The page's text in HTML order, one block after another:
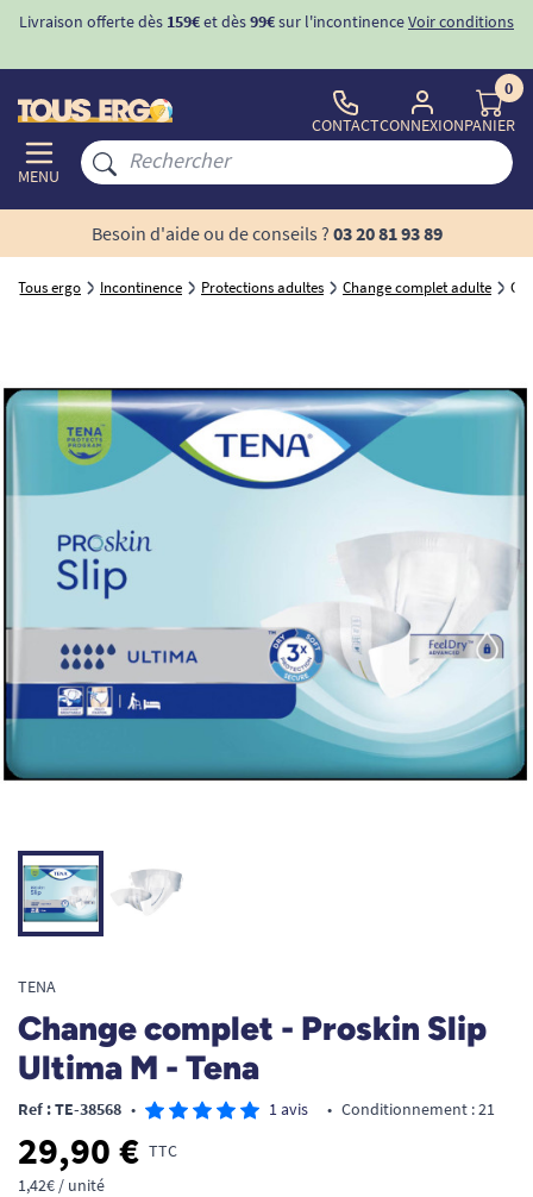
Livraison offerte dès 159€et dès99€sur l'incontinenceVoir conditions
MENU
CONTACTCONNEXION
0
PANIER
Besoin d'aide ou de conseils ? 03 20 81 93 89
Tous ergo Incontinence Protections adultes Change complet adulte
TENA
Change complet - Proskin Slip
Ultima M - Tena
Ref : TE-38568 • 1 avis • Conditionnement : 21
29,90 € TTC
1,42€ / unité